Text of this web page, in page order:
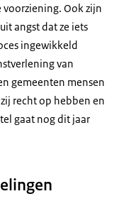
Ook zijn
angst dat ze iets
ingewikkeld
van
gemeenten mensen
recht op hebben en
gaat nog dit jaar